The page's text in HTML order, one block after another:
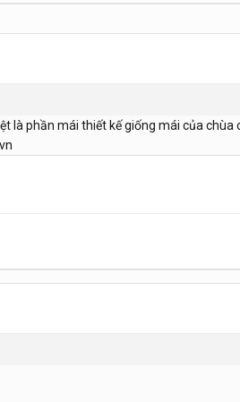
là phần mái thiết kế giống mái của chùa